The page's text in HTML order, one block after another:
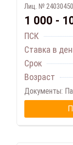
Лиц. №
1 000 -
ПСК
Ставка в
Срок
Возраст
Документы: